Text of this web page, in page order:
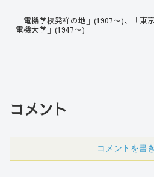
「電機学校発祥の地」(1907〜)、「東
電機大学」(1947〜)
コメント
コメントを書